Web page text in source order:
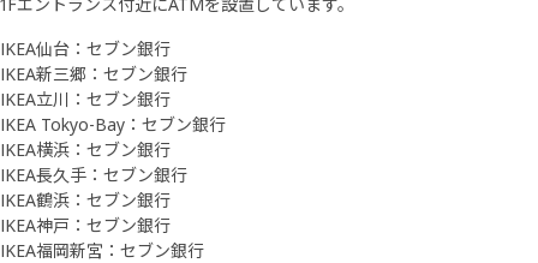
IKEA仙台：セブン銀行
IKEA新三郷：セブン銀行
IKEA立川：セブン銀行
IKEA Tokyo-Bay：セブン銀行
IKEA横浜：セブン銀行
IKEA長久手：セブン銀行
IKEA鶴浜：セブン銀行
IKEA神戸：セブン銀行
IKEA福岡新宮：セブン銀行